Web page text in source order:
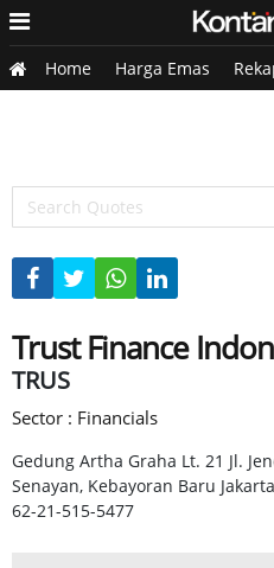
Home Harga Emas
Trust Finance
TRUS
Sector : Financials
Gedung Artha Graha Lt. 21 Jl.
Senayan, Kebayoran Baru
62-21-515-5477